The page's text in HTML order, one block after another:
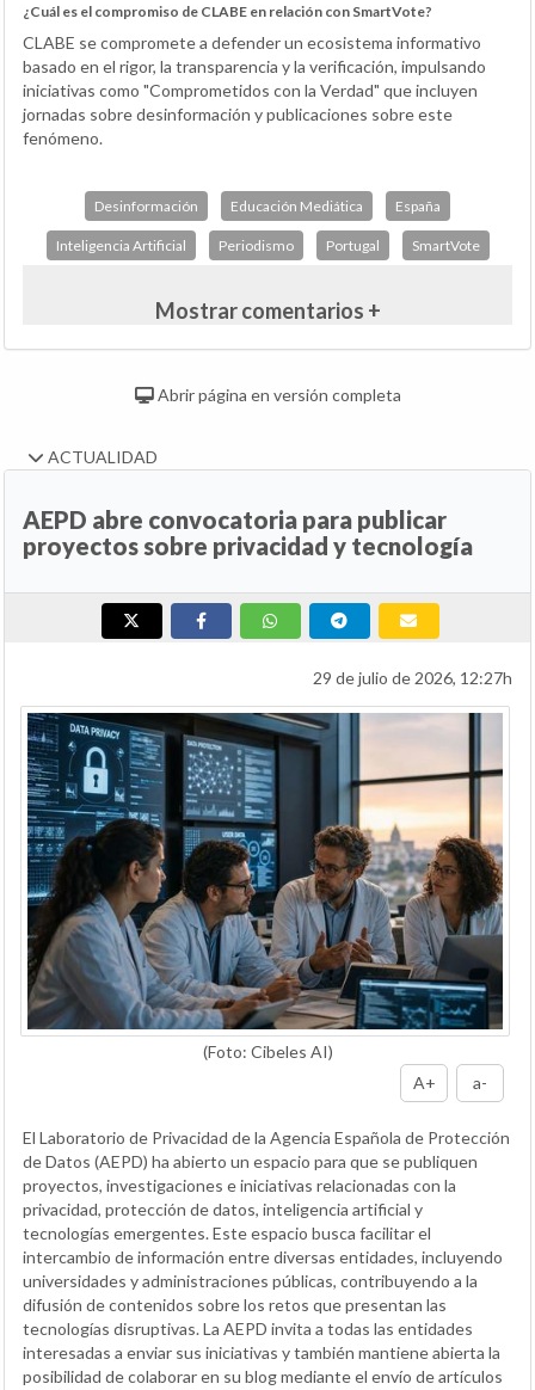
¿Cuál es el compromiso de CLABE en relación con SmartVote?
CLABE se compromete a defender un ecosistema informativo
basado en el rigor, la transparencia y la verificación, impulsando
iniciativas como "Comprometidos con la Verdad" que incluyen
jornadas sobre desinformación y publicaciones sobre este
fenómeno.
Desinformación Educación Mediática España
Inteligencia Artificial Periodismo Portugal SmartVote
Mostrar comentarios +
Abrir página en versión completa
ACTUALIDAD
AEPD abre convocatoria para publicar
proyectos sobre privacidad y tecnología
29 de julio de 2026, 12:27h
(Foto: Cibeles AI)
A+
a-
El Laboratorio de Privacidad de la Agencia Española de Protección
de Datos (AEPD) ha abierto un espacio para que se publiquen
proyectos, investigaciones e iniciativas relacionadas con la
privacidad, protección de datos, inteligencia artificial y
tecnologías emergentes. Este espacio busca facilitar el
intercambio de información entre diversas entidades, incluyendo
universidades y administraciones públicas, contribuyendo a la
difusión de contenidos sobre los retos que presentan las
tecnologías disruptivas. La AEPD invita a todas las entidades
interesadas a enviar sus iniciativas y también mantiene abierta la
posibilidad de colaborar en su blog mediante el envío de artículos